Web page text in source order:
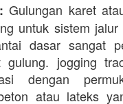
Gulungan karet
untuk sistem
dasar sangat
gulung. jogging
dengan
atau lateks